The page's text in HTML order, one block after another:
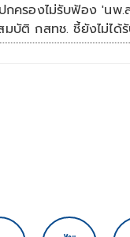
กครองไม่รับฟ้อง 'นพ
บัติ กสทช. ชี้ยังไม่ได้
าย